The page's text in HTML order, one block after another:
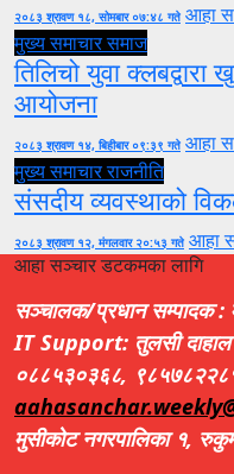
२०८३ श्रावण १८, सोमबार ०७:४८ गते आहा
मुख्य समाचारसमाज
तिलिचो युवा
आयोजना
२०८३ श्रावण १४, बिहीबार ०९:३९ गते आहा
मुख्य समाचारराजनीति
संसदीय व्यवस्थाको
२०८३ श्रावण १२, मंगलवार २०:५३ गते आहा
आहा सञ्चार डटकमका लागि
सञ्चालक/प्रधान सम्पादक
IT Support: तुलसी दाहाल
०८८५३०३६८,
मुसीकोट नगरपालिका १,